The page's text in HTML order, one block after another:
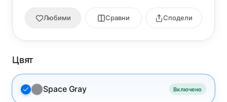
Любими Сравни Сподели
Цвят
Space Gray Включено